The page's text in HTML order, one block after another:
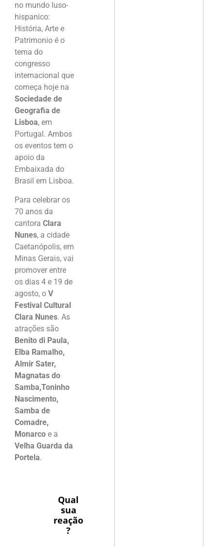
no mundo luso-
hispanico:
História, Arte e
Patrimonio é o
tema do
congresso
internacional que
começa hoje na
Sociedade de
Geografia de
Lisboa, em
Portugal. Ambos
os eventos tem o
apoio da
Embaixada do
Brasil em Lisboa.
Para celebrar os
70 anos da
cantora Clara
Nunes, a cidade
Caetanópolis, em
Minas Gerais, vai
promover entre
os dias 4 e 19 de
agosto, o V
Festival Cultural
Clara Nunes. As
atrações são
Benito di Paula,
Elba Ramalho,
Almir Sater,
Magnatas do
Samba,Toninho
Nascimento,
Samba de
Comadre,
Monarco e a
Velha Guarda da
Portela.
Qual
sua
reação
?